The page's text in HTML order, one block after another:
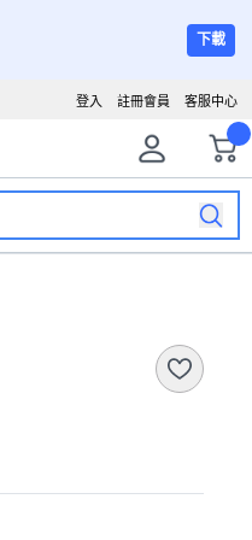
下載
客服中心
註冊會員
登入